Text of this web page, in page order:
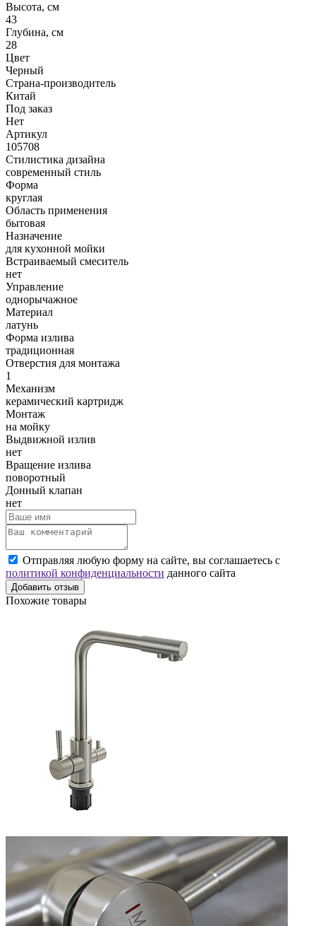
Высота, см
43
Глубина, см
28
Цвет
Черный
Страна-производитель
Китай
Под заказ
Нет
Артикул
105708
Стилистика дизайна
современный стиль
Форма
круглая
Область применения
бытовая
Назначение
для кухонной мойки
Встраиваемый смеситель
нет
Управление
однорычажное
Материал
латунь
Форма излива
традиционная
Отверстия для монтажа
1
Механизм
керамический картридж
Монтаж
на мойку
Выдвижной излив
нет
Вращение излива
поворотный
Донный клапан
нет
Отправляя любую форму на сайте, вы соглашаетесь с
политикой конфиденциальности данного сайта
Добавить отзыв
Похожие товары